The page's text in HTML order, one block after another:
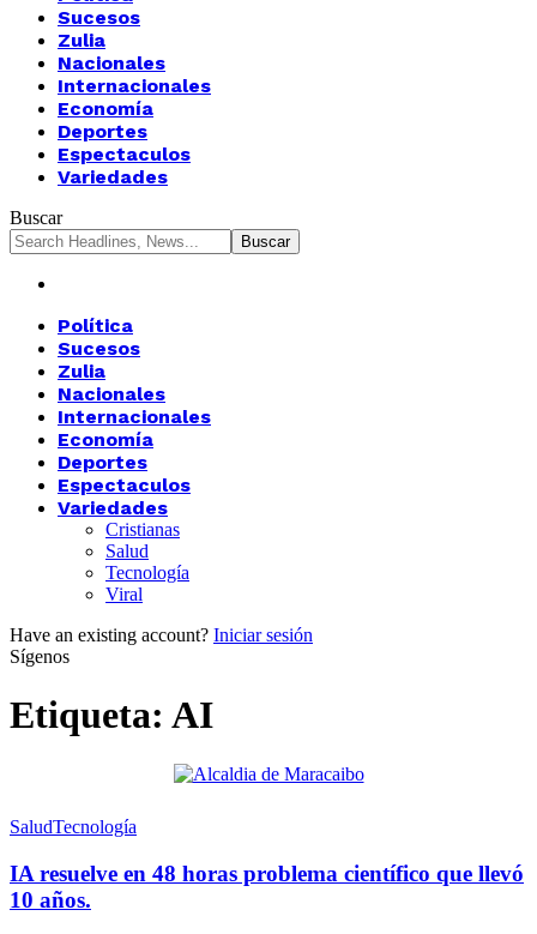
Sucesos
Zulia
Nacionales
Internacionales
Economía
Deportes
Espectaculos
Variedades
Buscar
Política
Sucesos
Zulia
Nacionales
Internacionales
Economía
Deportes
Espectaculos
Variedades
Cristianas
Salud
Tecnología
Viral
Have an existing account? Iniciar sesión
Sígenos
Etiqueta: AI
SaludTecnología
IA resuelve en 48 horas problema científico que llevó
10 años.